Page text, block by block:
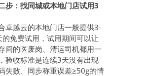
步：找同城或本地门店试用3
卓越云的本地门店一般提供3-
的免费试用，试用期间可以让
间的医废岗、清运司机都用一
验收标准是连续3天没有出现
失败、同步称重误差≥50g的情